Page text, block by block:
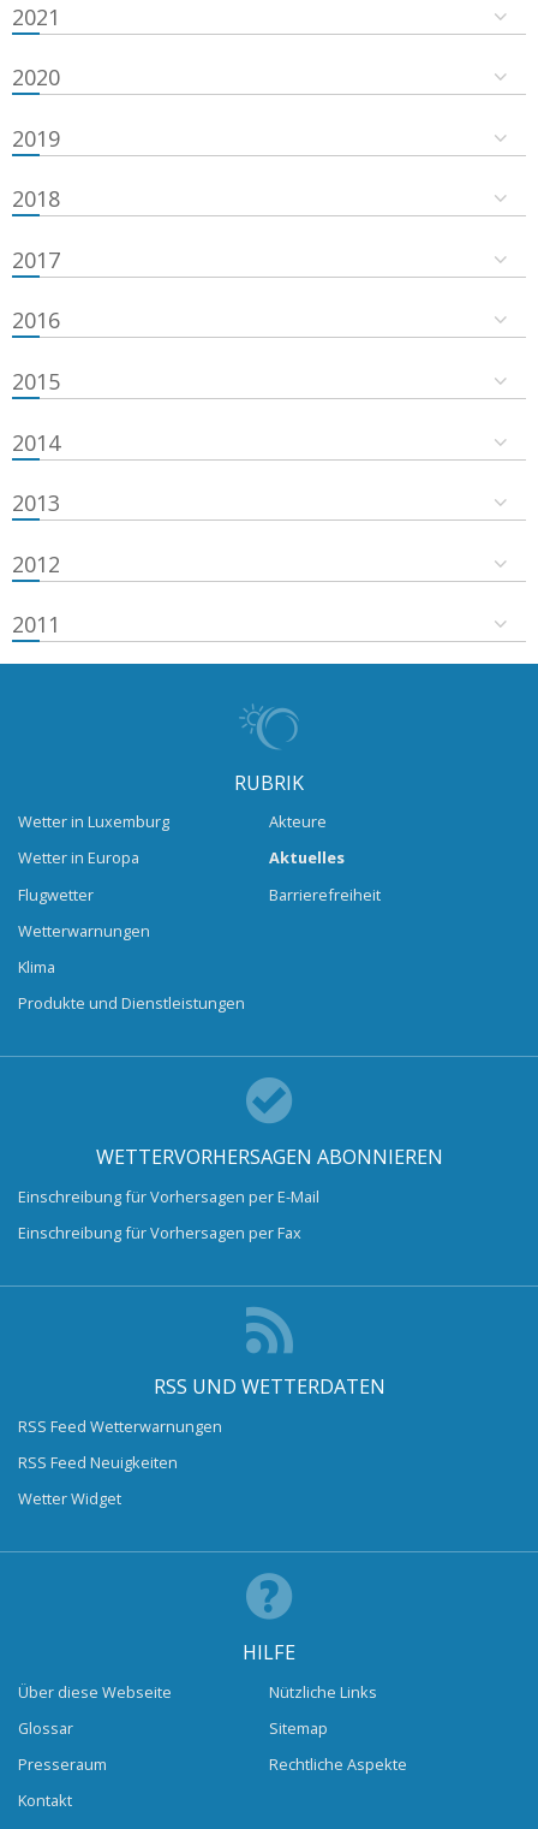
2021
2020
2019
2018
2017
2016
2015
2014
2013
2012
2011
RUBRIK
Wetter in Luxemburg
Wetter in Europa
Flugwetter
Wetterwarnungen
Klima
Produkte und Dienstleistungen
Akteure
Aktuelles
Barrierefreiheit
WETTERVORHERSAGEN ABONNIEREN
Einschreibung für Vorhersagen per E-Mail
Einschreibung für Vorhersagen per Fax
RSS UND WETTERDATEN
RSS Feed Wetterwarnungen
RSS Feed Neuigkeiten
Wetter Widget
HILFE
Über diese Webseite
Glossar
Presseraum
Kontakt
Nützliche Links
Sitemap
Rechtliche Aspekte